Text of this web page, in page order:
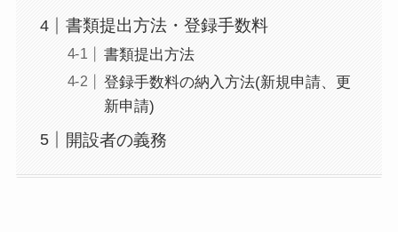
書類提出方法・登録手数料
書類提出方法
登録手数料の納入方法(新規申請、更
新申請)
開設者の義務